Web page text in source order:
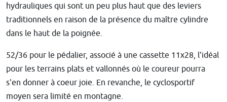
hydrauliques qui sont un peu plus haut que des leviers
traditionnels en raison de la présence du maître cylindre
dans le haut de la poignée.
52/36 pour le pédalier, associé à une cassette 11x28, l'idéal
pour les terrains plats et vallonnés où le coureur pourra
s'en donner à coeur joie. En revanche, le cyclosportif
moyen sera limité en montagne.